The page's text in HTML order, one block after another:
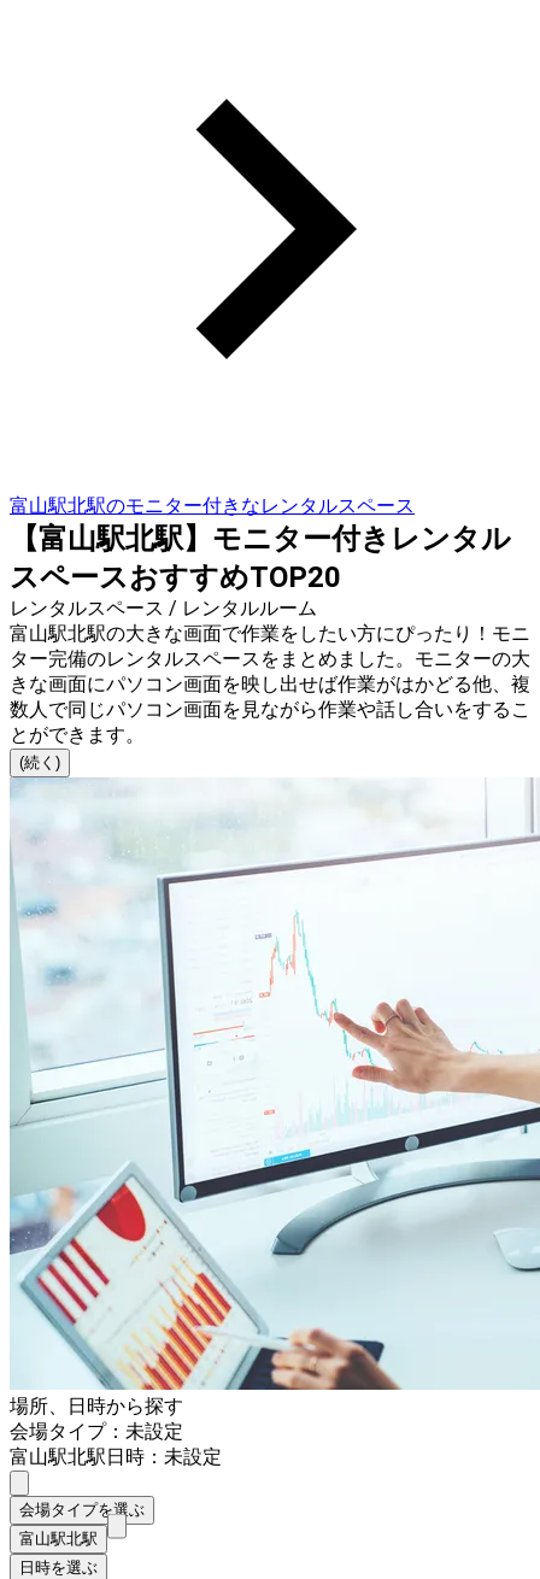
富山駅北駅のモニター付きなレンタルスペース
【富山駅北駅】モニター付きレンタル
スペースおすすめTOP20
レンタルスペース / レンタルルーム
富山駅北駅の大きな画面で作業をしたい方にぴったり！モニ
ター完備のレンタルスペースをまとめました。モニターの大
きな画面にパソコン画面を映し出せば作業がはかどる他、複
数人で同じパソコン画面を見ながら作業や話し合いをするこ
とができます。
(続く)
場所、日時から探す
会場タイプ：未設定
富山駅北駅日時：未設定
会場タイプを選ぶ
富山駅北駅
日時を選ぶ